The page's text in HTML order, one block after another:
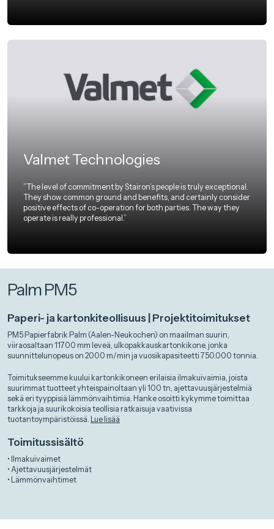
Valmet Technologies
”The level of commitment by Stairon’s people is truly exceptional.
They show common ground and benefits, and certainly consider
positive effects of co-operation for both parties. The way they
operate is really professional.”
Palm PM5
Paperi- ja kartonkiteollisuus | Projektitoimitukset
PM5 Papierfabrik Palm (Aalen-Neukochen) on maailman suurin,
viiraosaltaan 11700 mm leveä, ulkopakkauskartonkikone, jonka
suunnittelunopeus on 2000 m/min ja vuosikapasiteetti 750.000 tonnia.
Toimitukseemme kuului kartonkikoneen erilaisia ilmakuivaimia, joista
suurimmat tuotteet yhteispainoltaan yli 100 tn, ajettavuusjärjestelmiä
sekä eri tyyppisiä lämmönvaihtimia. Hanke osoitti kykymme toimittaa
tarkkoja ja suurikokoisia teollisia ratkaisuja vaativissa
tuotantoympäristöissä.
Lue lisää
Toimitussisältö
• Ilmakuivaimet
• Ajettavuusjärjestelmät
• Lämmönvaihtimet